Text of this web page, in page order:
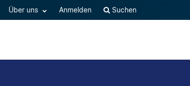
Über uns Anmelden Suchen